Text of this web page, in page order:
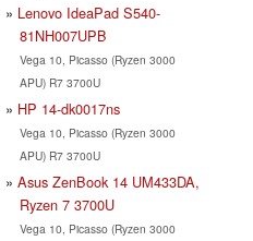
Lenovo IdeaPad S540-
81NH007UPB
Vega 10, Picasso (Ryzen 3000
APU) R7 3700U
HP 14-dk0017ns
Vega 10, Picasso (Ryzen 3000
APU) R7 3700U
Asus ZenBook 14 UM433DA,
Ryzen 7 3700U
Vega 10, Picasso (Ryzen 3000